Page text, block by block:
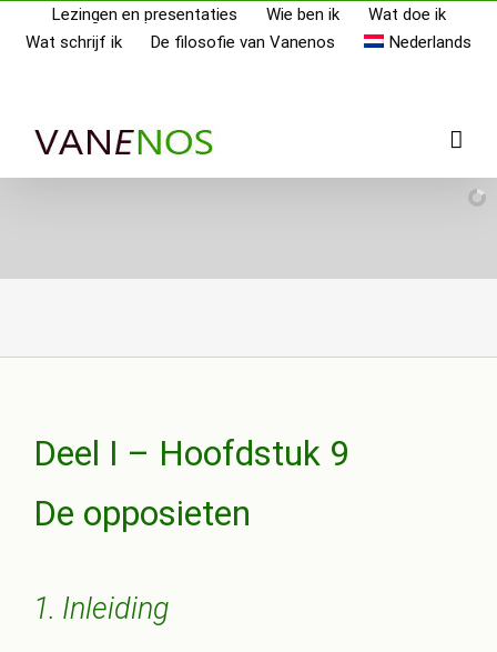
Lezingen en presentaties Wie ben ik
Wat doe ik
Wat schrijf ik
De filosofie van Vanenos Nederlands
Deel I – Hoofdstuk 9
De opposieten
1. Inleiding